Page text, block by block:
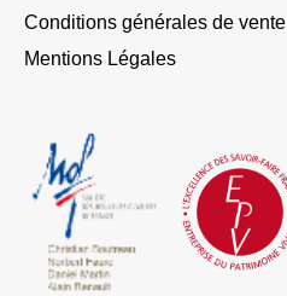
Conditions générales de vente
Mentions Légales